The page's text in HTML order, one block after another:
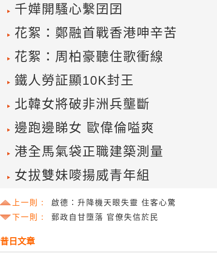
千嬅開騷心繫囝囝
花絮：鄭融首戰香港呻辛苦
花絮：周柏豪聽住歌衝線
鐵人勞証顯10K封王
北韓女將破非洲兵壟斷
邊跑邊睇女 歐偉倫嗌爽
港全馬氣袋正職建築測量
女拔雙妹嘜揚威青年組
上一則 :
啟德：升降機天眼失靈 住客心驚
下一則 :
郵政自甘墮落 官僚失信於民
昔日文章